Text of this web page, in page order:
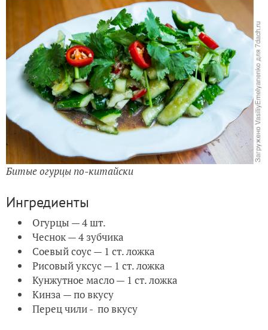
Битые огурцы по-китайски
Ингредиенты
Огурцы — 4 шт.
Чеснок — 4 зубчика
Соевый соус — 1 ст. ложка
Рисовый уксус — 1 ст. ложка
Кунжутное масло — 1 ст. ложка
Кинза — по вкусу
Перец чили - по вкусу